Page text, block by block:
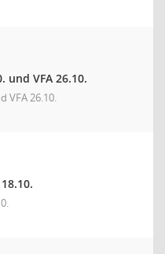
und VFA 26.10.
VFA 26.10.